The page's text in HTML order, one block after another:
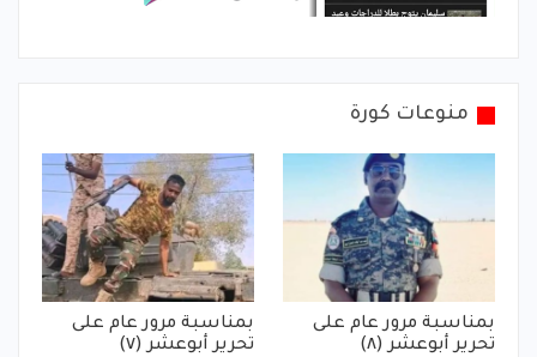
منوعات كورة
بمناسبة مرور عام على
تحرير أبوعشر (٨)
بمناسبة مرور عام على
تحرير أبوعشر (٧)